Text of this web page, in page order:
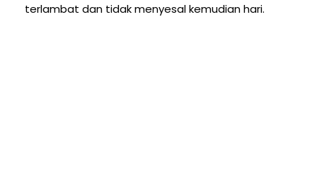
terlambat dan tidak menyesal kemudian hari.